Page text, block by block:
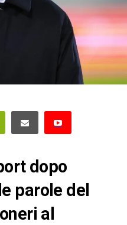
dopo
parole del
al